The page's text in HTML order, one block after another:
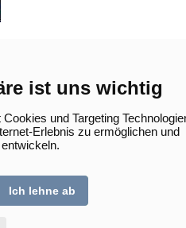
ist uns wichtig
und Targeting
Erlebnis zu ermöglichen und
Ich lehne ab